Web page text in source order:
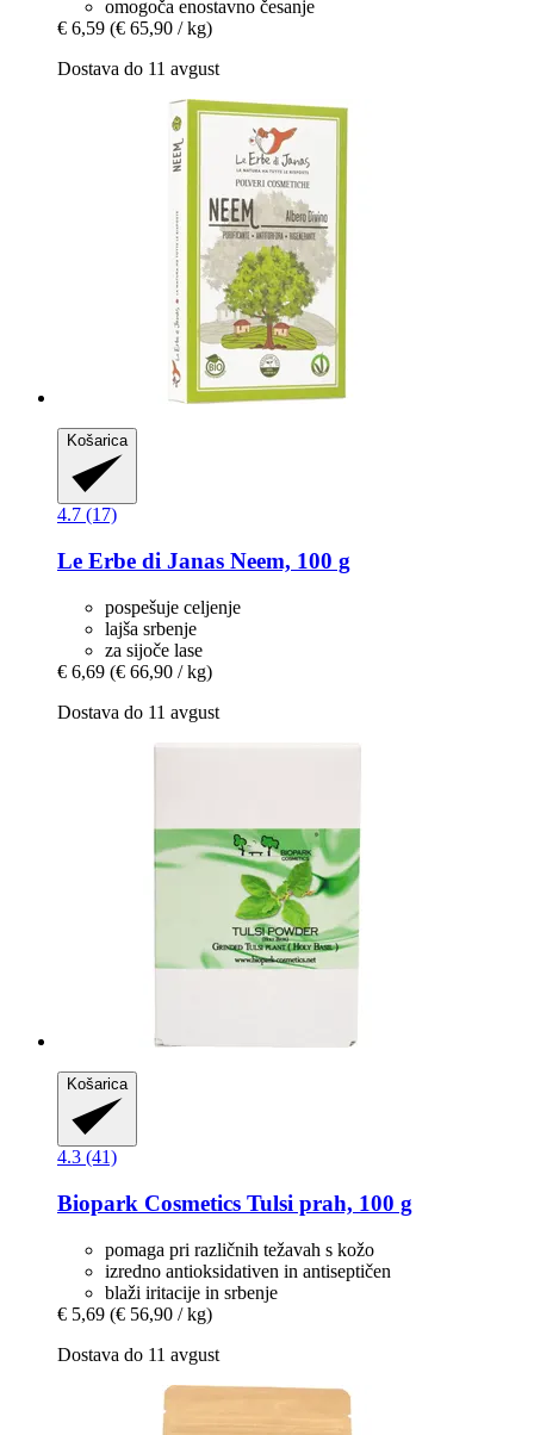
omogoča enostavno česanje
€ 6,59 (€ 65,90 / kg)
Dostava do 11 avgust
Košarica
4.7 (17)
Le Erbe di Janas Neem, 100 g
pospešuje celjenje
lajša srbenje
za sijoče lase
€ 6,69 (€ 66,90 / kg)
Dostava do 11 avgust
Košarica
4.3 (41)
Biopark Cosmetics Tulsi prah, 100 g
pomaga pri različnih težavah s kožo
izredno antioksidativen in antiseptičen
blaži iritacije in srbenje
€ 5,69 (€ 56,90 / kg)
Dostava do 11 avgust